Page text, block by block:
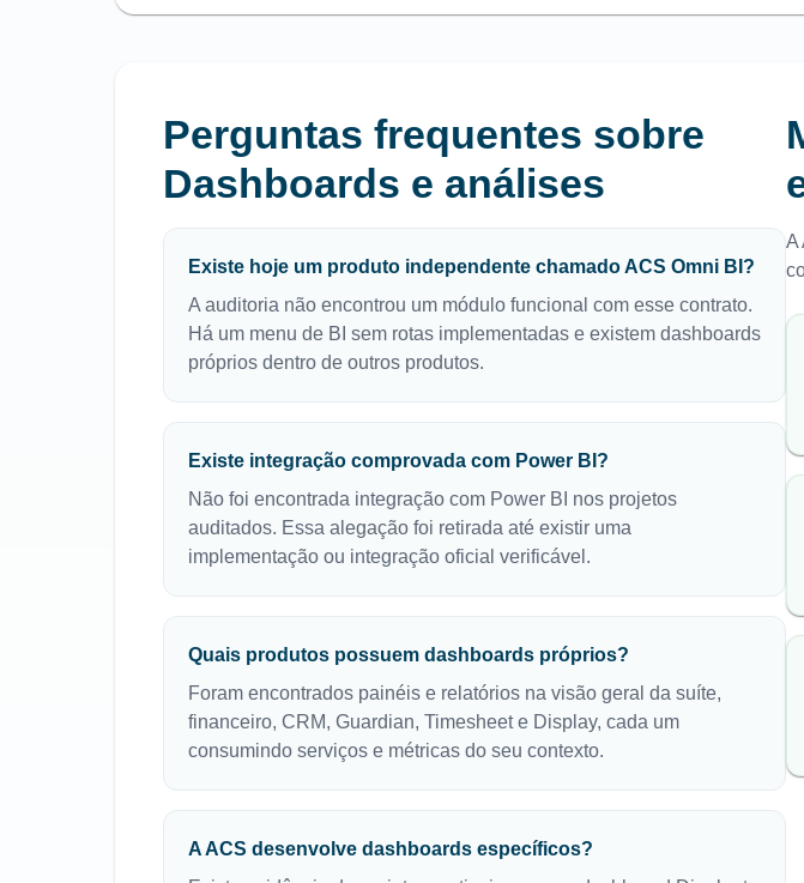
Perguntas frequentes sobre
Dashboards e análises
Existe hoje um produto independente chamado ACS Omni BI?
A auditoria não encontrou um módulo funcional com esse contrato.
Há um menu de BI sem rotas implementadas e existem dashboards
próprios dentro de outros produtos.
Existe integração comprovada com Power BI?
Não foi encontrada integração com Power BI nos projetos
auditados. Essa alegação foi retirada até existir uma
implementação ou integração oficial verificável.
Quais produtos possuem dashboards próprios?
Foram encontrados painéis e relatórios na visão geral da suíte,
financeiro, CRM, Guardian, Timesheet e Display, cada um
consumindo serviços e métricas do seu contexto.
A ACS desenvolve dashboards específicos?
A